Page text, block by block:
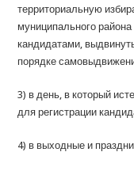
территориальную
муниципального
кандидатами,
порядке
3) в день, в который
для регистрации
4) в выходные и